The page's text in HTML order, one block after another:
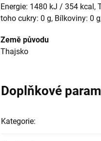
Energie: 1480 kJ / 354 kcal,
toho cukry: 0 g, Bílkoviny: 0
Země původu
Thajsko
Doplňkové
Kategorie: